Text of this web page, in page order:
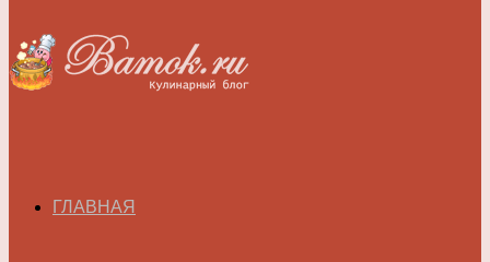
ГЛАВНАЯ